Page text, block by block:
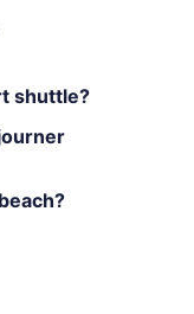
shuttle?